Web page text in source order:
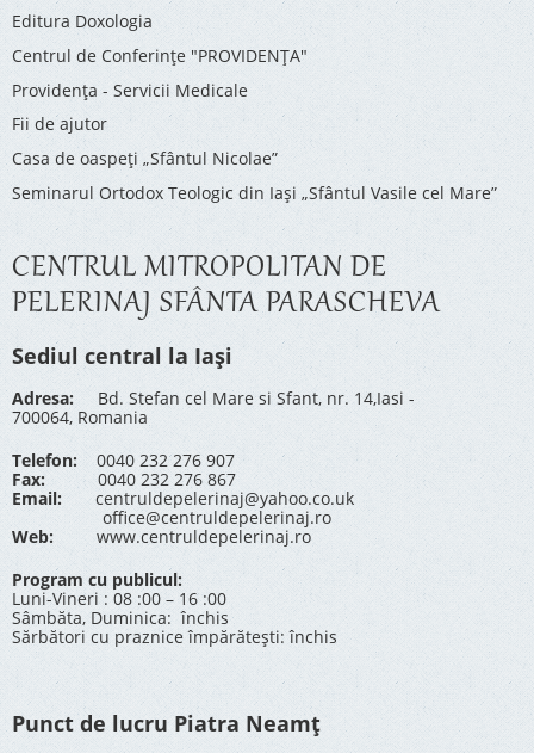
Editura Doxologia
Centrul de Conferinţe "PROVIDENŢA"
Providenţa - Servicii Medicale
Fii de ajutor
Casa de oaspeți „Sfântul Nicolae”
Seminarul Ortodox Teologic din Iași „Sfântul Vasile cel Mare”
CENTRUL MITROPOLITAN DE
PELERINAJ SFÂNTA PARASCHEVA
Sediul central la Iași
Adresa: Bd. Stefan cel Mare si Sfant, nr. 14,Iasi -
700064, Romania
Telefon: 0040 232 276 907
Fax: 0040 232 276 867
Email:
centruldepelerinaj@yahoo.co.uk
office@centruldepelerinaj.ro
Web:
www.centruldepelerinaj.ro
Program cu publicul:
Luni-Vineri : 08 :00 – 16 :00
Sâmbăta, Duminica: închis
Sărbători cu praznice împărătești: închis
Punct de lucru Piatra Neamț